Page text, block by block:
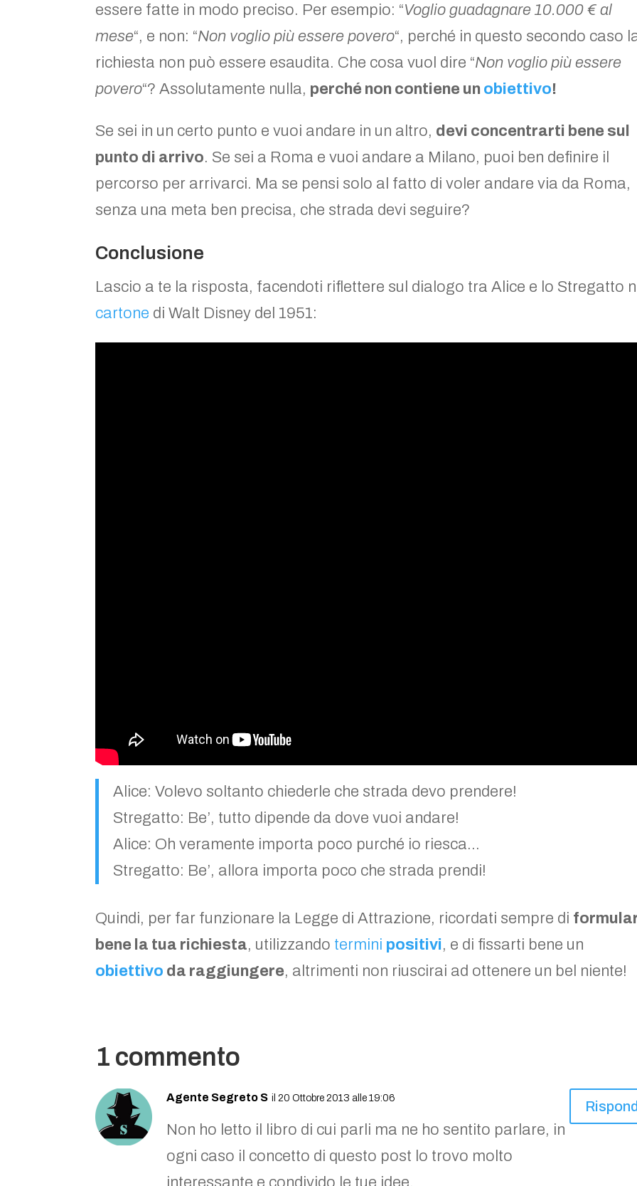
essere fatte in modo preciso. Per esempio: “Voglio guadagnare 10.000 € al
mese“, e non: “Non voglio più essere povero“, perché in questo secondo caso
richiesta non può essere esaudita. Che cosa vuol dire “Non voglio più essere
povero“? Assolutamente nulla, perché non contiene un obiettivo!
Se sei in un certo punto e vuoi andare in un altro, devi concentrarti bene sul
punto di arrivo. Se sei a Roma e vuoi andare a Milano, puoi ben definire il
percorso per arrivarci. Ma se pensi solo al fatto di voler andare via da Roma,
senza una meta ben precisa, che strada devi seguire?
Conclusione
Lascio a te la risposta, facendoti riflettere sul dialogo tra Alice e lo Stregatto
cartone di Walt Disney del 1951:
Alice: Volevo soltanto chiederle che strada devo prendere!
Stregatto: Be’, tutto dipende da dove vuoi andare!
Alice: Oh veramente importa poco purché io riesca…
Stregatto: Be’, allora importa poco che strada prendi!
Quindi, per far funzionare la Legge di Attrazione, ricordati sempre di
bene la tua richiesta, utilizzando termini positivi, e di fissarti bene un
obiettivo da raggiungere, altrimenti non riuscirai ad ottenere un bel niente!
1 commento
Agente Segreto S il 20 Ottobre 2013 alle 19:06
Non ho letto il libro di cui parli ma ne ho sentito parlare, in
ogni caso il concetto di questo post lo trovo molto